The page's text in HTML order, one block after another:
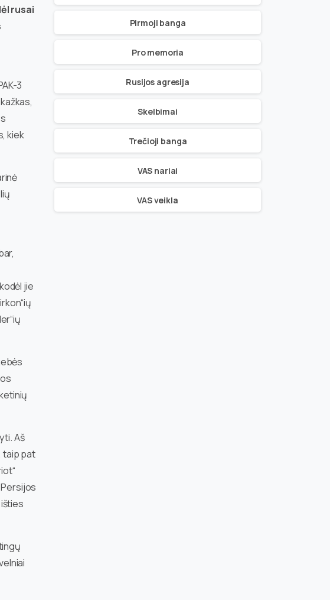
rusai
3
kiek
jie
Aš
taip pat
Pirmoji banga
Pro memoria
Rusijos agresija
Skelbimai
Trečioji banga
VAS nariai
VAS veikla